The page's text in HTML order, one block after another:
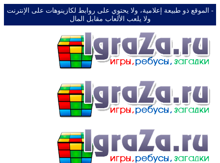
-️ الموقع ذو طبيعة إعلامية، ولا يحتوي على روابط لكازينوهات على الإنترنت
ولا يلعب الألعاب مقابل المال